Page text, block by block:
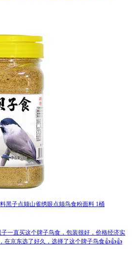
黑子点颏山雀绣眼点颏鸟食粉面料 1桶
一直买这个牌子鸟食，包装很好，价格经济实
在京东选了好久，选择了这个牌子鸟食👍👍👍